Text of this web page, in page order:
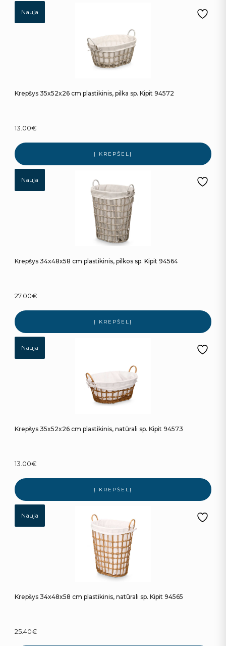
Nauja
Krepšys 35x52x26 cm plastikinis, pilka sp. Kipit 94572
13.00€
Į KREPŠELĮ
Nauja
Krepšys 34x48x58 cm plastikinis, pilkos sp. Kipit 94564
27.00€
Į KREPŠELĮ
Nauja
Krepšys 35x52x26 cm plastikinis, natūrali sp. Kipit 94573
13.00€
Į KREPŠELĮ
Nauja
Krepšys 34x48x58 cm plastikinis, natūrali sp. Kipit 94565
25.40€